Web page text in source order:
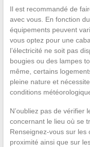
Il est recommandé de
avec vous. En fonction
équipements peuvent
vous optez pour une
l’électricité ne soit pas
bougies ou des lampes
même, certains
pleine nature et
conditions
N’oubliez pas de vérifier
concernant le lieu où se
Renseignez-vous sur les
proximité ainsi que sur